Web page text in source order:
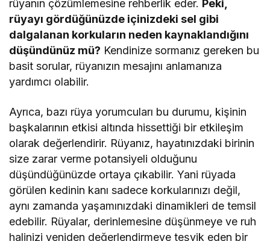
rüyanın çözümlemesine rehberlik eder. Peki,
rüyayı gördüğünüzde içinizdeki sel gibi
dalgalanan korkuların neden kaynaklandığını
düşündünüz mü? Kendinize sormanız gereken bu
basit sorular, rüyanızın mesajını anlamanıza
yardımcı olabilir.
Ayrıca, bazı rüya yorumcuları bu durumu, kişinin
başkalarının etkisi altında hissettiği bir etkileşim
olarak değerlendirir. Rüyanız, hayatınızdaki birinin
size zarar verme potansiyeli olduğunu
düşündüğünüzde ortaya çıkabilir. Yani rüyada
görülen kedinin kanı sadece korkularınızı değil,
aynı zamanda yaşamınızdaki dinamikleri de temsil
edebilir. Rüyalar, derinlemesine düşünmeye ve ruh
halinizi yeniden değerlendirmeye teşvik eden bir